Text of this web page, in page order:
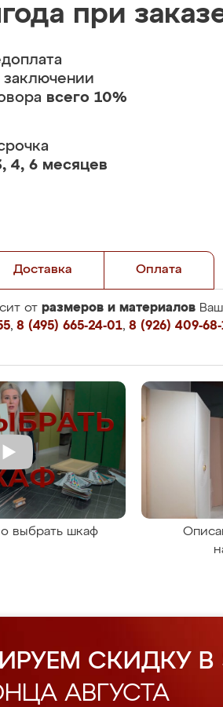
при
заключении
всего 10%
4, 6 месяцев
Доставка Оплата
от размеров и материалов
, 8 (495) 665-24-01, 8 (926) 409-68-
выбрать шкаф
СКИДКУ В
АВГУСТА